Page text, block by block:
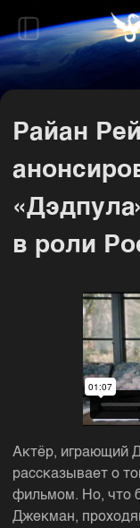
Райан
в роли
Актёр, играющий
рассказывает о
фильмом. Но, что
Джекман,